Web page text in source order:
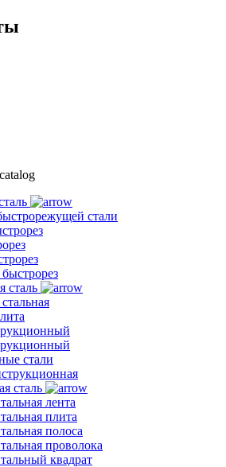
стали
сталь
стали
сталь
лента
плита
полоса
проволока
квадрат